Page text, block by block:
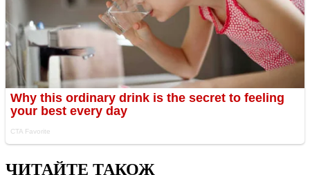
ЧИТАЙТЕ ТАКОЖ